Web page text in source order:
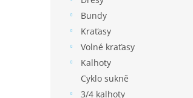
Bundy
Kraťasy
Volné kraťasy
Kalhoty
Cyklo sukně
3/4 kalhoty